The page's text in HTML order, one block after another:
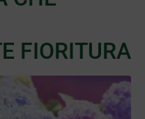
FIORITURA